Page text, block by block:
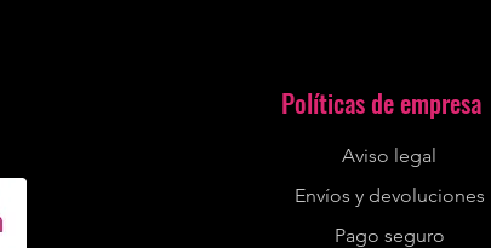
Políticas de empresa
Aviso legal
Envíos y devoluciones
Pago seguro